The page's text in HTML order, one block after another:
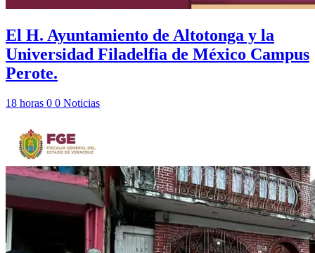
El H. Ayuntamiento de Altotonga y la
Universidad Filadelfia de México Campus
Perote.
18 horas 0 0 Noticias